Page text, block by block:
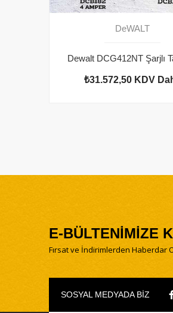
DeWALT
₺31.572,50 KDV
E-BÜLTENİMİZE
Fırsat ve İndirimlerden Haberdar
SOSYAL MEDYADA BİZ